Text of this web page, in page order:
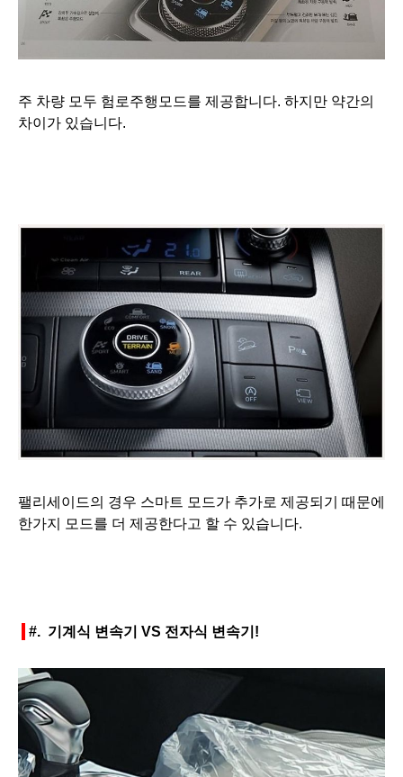
주 차량 모두 험로주행모드를 제공합니다. 하지만 약간의
차이가 있습니다.
팰리세이드의 경우 스마트 모드가 추가로 제공되기 때문에
한가지 모드를 더 제공한다고 할 수 있습니다.
#. 기계식 변속기 VS 전자식 변속기!